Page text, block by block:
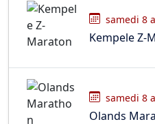
samedi 8
Kempele Z-
samedi 8
Olands